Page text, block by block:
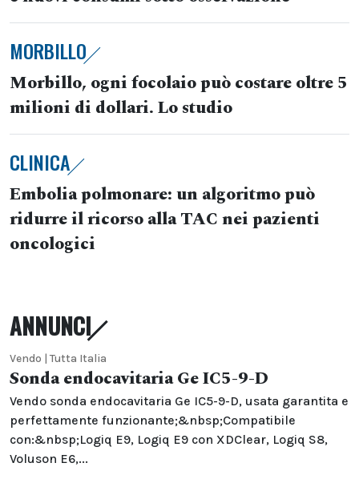
MORBILLO
Morbillo, ogni focolaio può costare oltre 5
milioni di dollari. Lo studio
CLINICA
Embolia polmonare: un algoritmo può
ridurre il ricorso alla TAC nei pazienti
oncologici
ANNUNCI
Vendo | Tutta Italia
Sonda endocavitaria Ge IC5-9-D
Vendo sonda endocavitaria Ge IC5-9-D, usata garantita e
perfettamente funzionante;&nbsp;Compatibile
con:&nbsp;Logiq E9, Logiq E9 con XDClear, Logiq S8,
Voluson E6,...